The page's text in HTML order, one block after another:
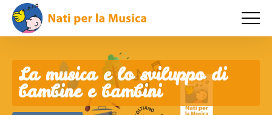
La musica e lo sviluppo di
bambine e bambini